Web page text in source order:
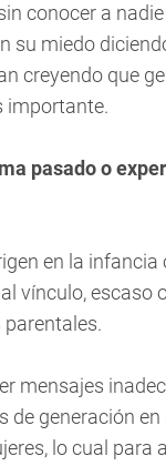
conocer a
su miedo
creyendo que
importante.
pasado o
en la
vínculo, escaso
mensajes
generación
lo cual para